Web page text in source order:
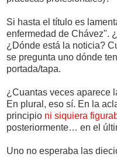
Si hasta el título es
enfermedad de Chávez".
¿Dónde está la noticia?
se pregunta uno dónde
portada/tapa.
¿Cuantas veces aparece
En plural, eso sí. En la
principio ni siquiera
posteriormente… en el
Uno no esperaba las